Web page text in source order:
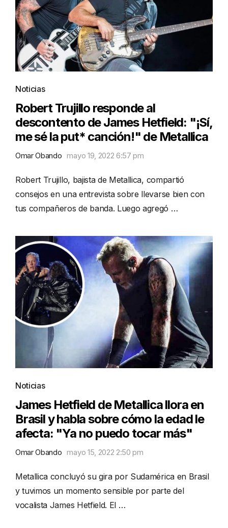
Noticias
Robert Trujillo responde al
descontento de James Hetfield: "¡Sí,
me sé la put* canción!" de Metallica
Omar Obando mayo 19, 2022 6:57 pm
Robert Trujillo, bajista de Metallica, compartió
consejos en una entrevista sobre llevarse bien con
tus compañeros de banda. Luego agregó …
Noticias
James Hetfield de Metallica llora en
Brasil y habla sobre cómo la edad le
afecta: "Ya no puedo tocar más"
Omar Obando mayo 15, 2022 2:50 pm
Metallica concluyó su gira por Sudamérica en Brasil
y tuvimos un momento sensible por parte del
vocalista James Hetfield. El …